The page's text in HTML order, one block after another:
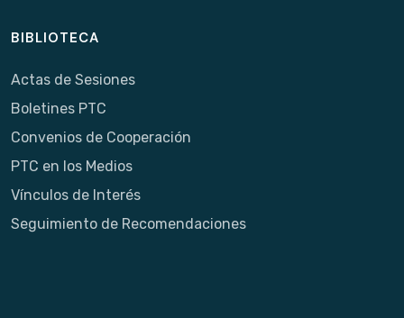
BIBLIOTECA
Actas de Sesiones
Boletines PTC
Convenios de Cooperación
PTC en los Medios
Vínculos de Interés
Seguimiento de Recomendaciones